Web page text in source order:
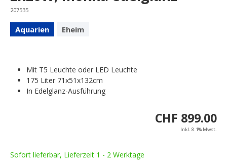
207535
Aquarien Eheim
Mit T5 Leuchte oder LED Leuchte
175 Liter 71x51x132cm
In Edelglanz-Ausführung
CHF 899.00
Inkl. 8.1% Mwst.
Sofort lieferbar, Lieferzeit 1 - 2 Werktage